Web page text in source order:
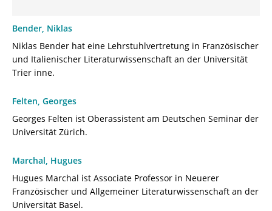
Bender, Niklas
Niklas Bender hat eine Lehrstuhlvertretung in Französischer
und Italienischer Literaturwissenschaft an der Universität
Trier inne.
Felten, Georges
Georges Felten ist Oberassistent am Deutschen Seminar der
Universität Zürich.
Marchal, Hugues
Hugues Marchal ist Associate Professor in Neuerer
Französischer und Allgemeiner Literaturwissenschaft an der
Universität Basel.